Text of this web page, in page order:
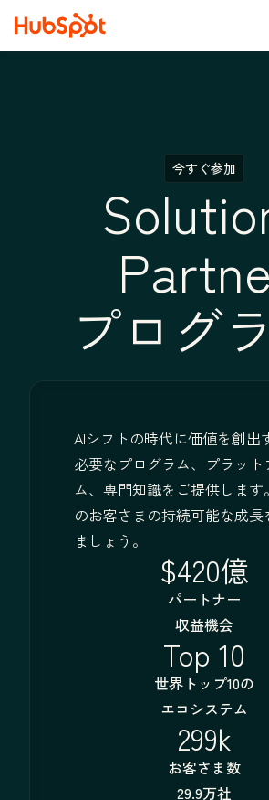
今すぐ参加
プログ
AIシフトの時代に価値を創出
必要なプログラム、プラット
ム、専門知識をご提供します
のお客さまの持続可能な成長
ましょう。
$420億
パートナー
収益機会
Top 10
世界トップ10の
エコシステム
299k
お客さま数
29.9万社